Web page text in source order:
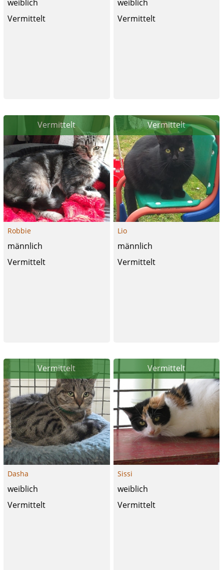
weiblich
Vermittelt
weiblich
Vermittelt
Vermittelt
Robbie
männlich
Vermittelt
Vermittelt
Lio
männlich
Vermittelt
Vermittelt
Dasha
weiblich
Vermittelt
Vermittelt
Sissi
weiblich
Vermittelt